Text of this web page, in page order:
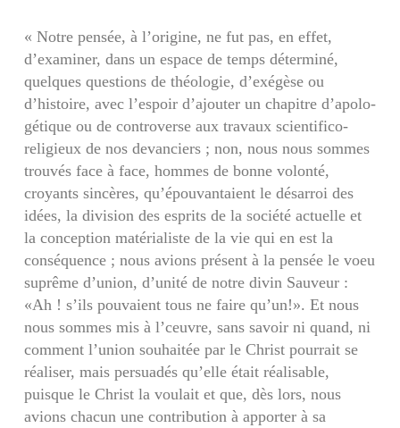
« Notre pensée, à l’origine, ne fut pas, en effet,
d’examiner, dans un espace de temps déterminé,
quelques questions de théologie, d’exégèse ou
d’histoire, avec l’espoir d’ajouter un chapitre d’apolo­
gétique ou de controverse aux travaux scientifico-
religieux de nos devanciers ; non, nous nous sommes
trouvés face à face, hommes de bonne volonté,
croyants sincères, qu’épouvantaient le désarroi des
idées, la division des esprits de la société actuelle et
la conception matérialiste de la vie qui en est la
conséquence ; nous avions présent à la pensée le voeu
suprême d’union, d’unité de notre divin Sauveur :
«Ah ! s’ils pouvaient tous ne faire qu’un!». Et nous
nous sommes mis à l’ceuvre, sans savoir ni quand, ni
comment l’union souhaitée par le Christ pourrait se
réaliser, mais persuadés qu’elle était réa­lisable,
puisque le Christ la voulait et que, dès lors, nous
avions chacun une contribution à apporter à sa